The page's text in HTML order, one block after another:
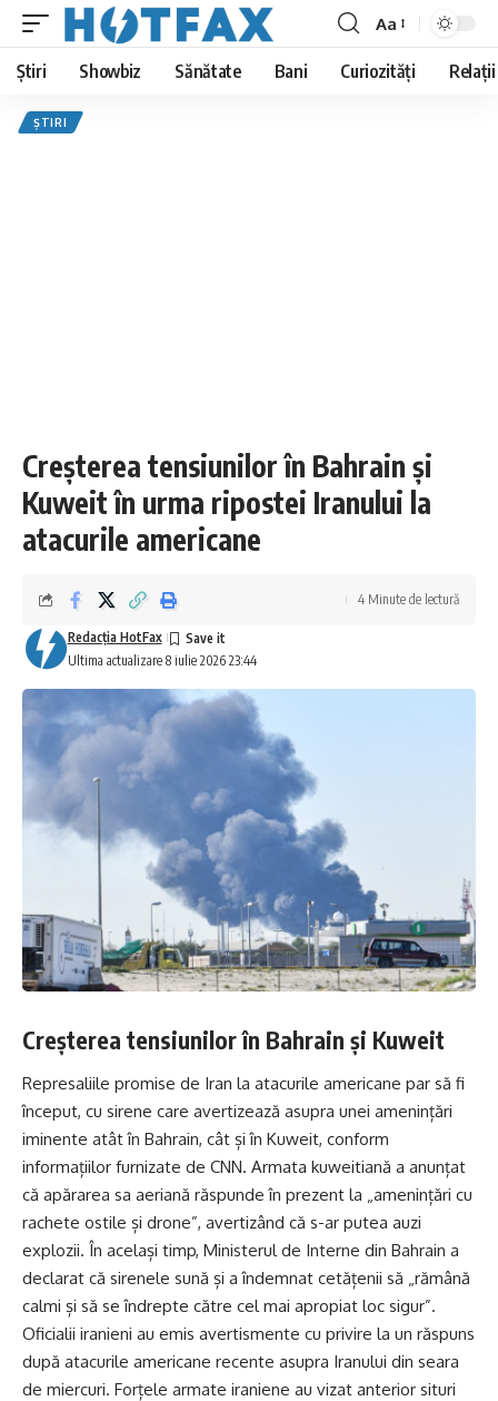
Font
Resizer
Aa
Știri Showbiz Sănătate Bani Curiozități Relații
ȘTIRI
Creșterea tensiunilor în Bahrain și
Kuweit în urma ripostei Iranului la
atacurile americane
Ultima actualizare 8 iulie 2026 23:44
Redacţia HotFax
4 Minute de lectură
Creșterea tensiunilor în Bahrain și Kuweit
Represaliile promise de Iran la atacurile americane par să fi
început, cu sirene care avertizează asupra unei amenințări
iminente atât în Bahrain, cât și în Kuweit, conform
informațiilor furnizate de CNN. Armata kuweitiană a anunțat
că apărarea sa aeriană răspunde în prezent la „amenințări cu
rachete ostile și drone”, avertizând că s-ar putea auzi
explozii. În același timp, Ministerul de Interne din Bahrain a
declarat că sirenele sună și a îndemnat cetățenii să „rămână
calmi și să se îndrepte către cel mai apropiat loc sigur”.
Oficialii iranieni au emis avertismente cu privire la un răspuns
după atacurile americane recente asupra Iranului din seara
de miercuri. Forțele armate iraniene au vizat anterior situri